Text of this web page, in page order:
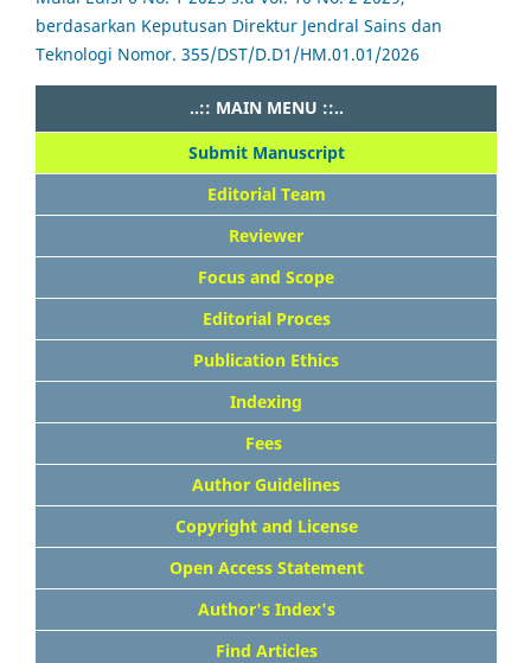
berdasarkan Keputusan Direktur Jendral Sains dan
Teknologi Nomor. 355/DST/D.D1/HM.01.01/2026
..:: MAIN MENU ::..
Submit Manuscript
Editorial Team
Reviewer
Focus and Scope
Editorial Proces
Publication Ethics
Indexing
Fees
Author Guidelines
Copyright and License
Open Access Statement
Author's Index's
Find Articles